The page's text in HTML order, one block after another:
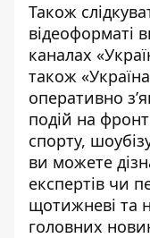
Також
відеоформаті
каналах
також
оперативно
подій на
спорту,
ви можете
експертів чи
щотижневі та
головних